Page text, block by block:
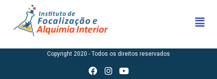
Copyright 2020 - Todos os direitos reservados